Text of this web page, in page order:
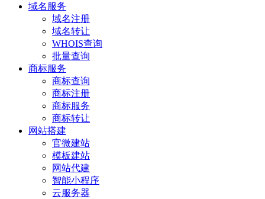
域名服务
域名注册
域名转让
WHOIS查询
批量查询
商标服务
商标查询
商标注册
商标服务
商标转让
网站搭建
官微建站
模板建站
网站代建
智能小程序
云服务器